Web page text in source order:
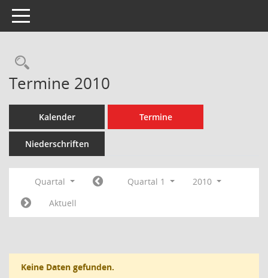
Toggle navigation
Rechercheauswahl
Termine 2010
Kalender Termine
Niederschriften
Quartal Quartal 1
2010
Aktuell
Keine Daten gefunden.